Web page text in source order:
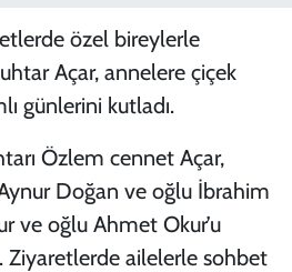
özel bireylerle
Açar, annelere çiçek
günlerini kutladı.
Özlem cennet Açar,
Doğan ve oğlu İbrahim
ve oğlu Ahmet Okur’u
ailelerle sohbet